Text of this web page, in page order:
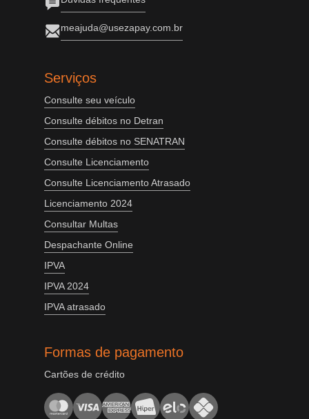
meajuda@usezapay.com.br
Serviços
Consulte seu veículo
Consulte débitos no Detran
Consulte débitos no SENATRAN
Consulte Licenciamento
Consulte Licenciamento Atrasado
Licenciamento 2024
Consultar Multas
Despachante Online
IPVA
IPVA 2024
IPVA atrasado
Formas de pagamento
Cartões de crédito